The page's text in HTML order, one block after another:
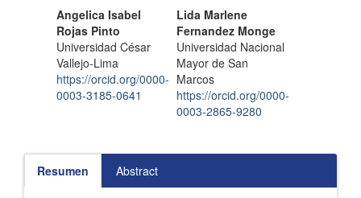
Contenido
principal
artículo
Autores/as
Angelica Isabel
Rojas Pinto
Universidad César
Vallejo-Lima
https://orcid.org/0000-
0003-3185-0641
Lida Marlene
Fernandez Monge
Universidad Nacional
Mayor de San
Marcos
https://orcid.org/0000-
0003-2865-9280
Resumen Abstract